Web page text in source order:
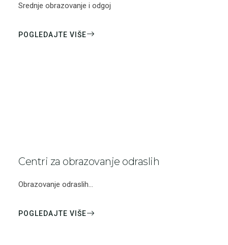
Srednje obrazovanje i odgoj
POGLEDAJTE VIŠE
Centri za obrazovanje odraslih
Obrazovanje odraslih...
POGLEDAJTE VIŠE